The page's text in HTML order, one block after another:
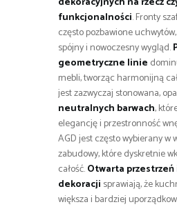
funkcjonalności. Fronty
często pozbawione
spójny i nowoczesny wygląd.
geometryczne linie
mebli, tworząc harmonijną
jest zazwyczaj stonowana,
neutralnych barwach,
elegancję i przestronność
AGD jest często wybierany w
zabudowy, które dyskretnie
całość.Otwarta
dekoracji sprawiają, że
większa i bardziej